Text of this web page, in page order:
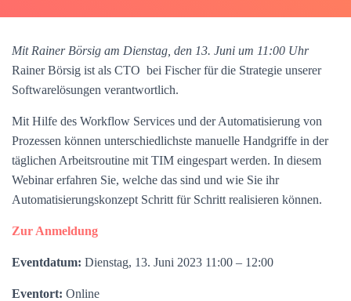
Mit Rainer Börsig am Dienstag, den 13. Juni um 11:00 Uhr
Rainer Börsig ist als CTO bei Fischer für die Strategie unserer
Softwarelösungen verantwortlich.
Mit Hilfe des Workflow Services und der Automatisierung von
Prozessen können unterschiedlichste manuelle Handgriffe in der
täglichen Arbeitsroutine mit TIM eingespart werden. In diesem
Webinar erfahren Sie, welche das sind und wie Sie ihr
Automatisierungskonzept Schritt für Schritt realisieren können.
Zur Anmeldung
Eventdatum: Dienstag, 13. Juni 2023 11:00 – 12:00
Eventort: Online